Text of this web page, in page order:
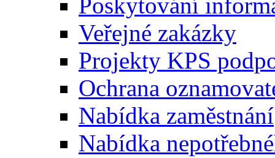
Poskytování
Veřejné zakázky
Projekty KPS
Ochrana
Nabídka zaměstnání
Nabídka